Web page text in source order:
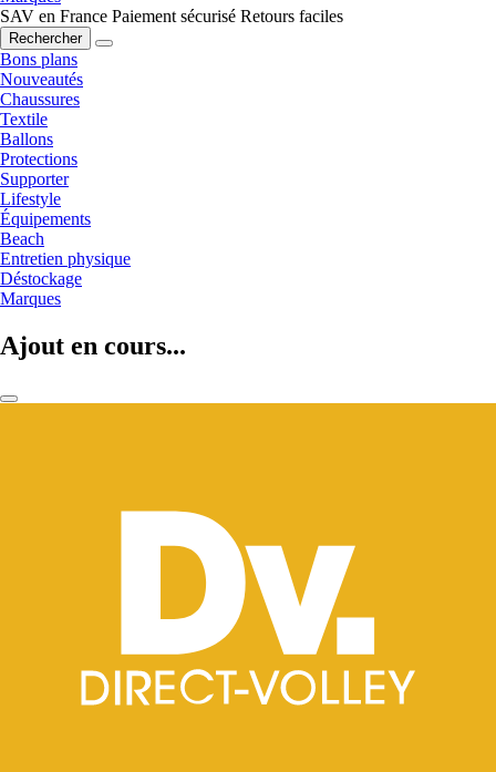
SAV en France Paiement sécurisé Retours faciles
Rechercher
Bons plans
Nouveautés
Chaussures
Textile
Ballons
Protections
Supporter
Lifestyle
Équipements
Beach
Entretien physique
Déstockage
Marques
Ajout en cours...